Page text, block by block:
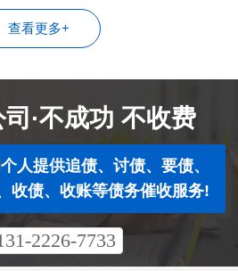
查看更多+
·不成功 不收费
人提供追债、讨债、要债、
收债、收账等债务催收服务!
2226-7733